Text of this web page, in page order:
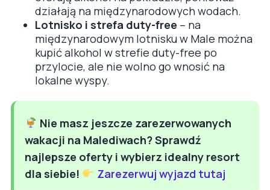
działają na międzynarodowych wodach.
Lotnisko i strefa duty-free – na
międzynarodowym lotnisku w Male można
kupić alkohol w strefie duty-free po
przylocie, ale nie wolno go wnosić na
lokalne wyspy.
Nie masz jeszcze zarezerwowanych
wakacji na Malediwach? Sprawdź
najlepsze oferty i wybierz idealny resort
dla siebie!
Zarezerwuj wyjazd tutaj